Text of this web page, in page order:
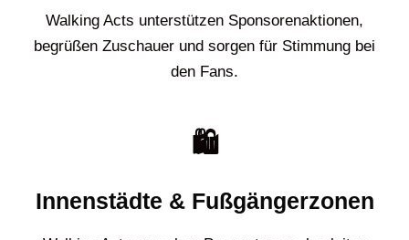
Walking Acts unterstützen Sponsorenaktionen,
begrüßen Zuschauer und sorgen für Stimmung bei
den Fans.
🛍️
Innenstädte & Fußgängerzonen